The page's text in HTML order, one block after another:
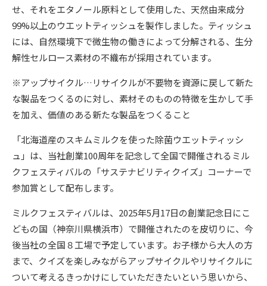
せ、それをエタノール原料として使用した、天然由来成分
99%以上のウエットティッシュを製作しました。ティッシュ
には、自然環境下で微生物の働きによって分解される、生分
解性セルロース素材の不織布が採用されています。
※アップサイクル…リサイクルが不要物を資源に戻して新た
な製品をつくるのに対し、素材そのものの特徴を生かして手
を加え、価値のある新たな製品をつくること
「北海道産のスキムミルクを使った除菌ウエットティッシ
ュ」は、当社創業100周年を記念して全国で開催されるミル
クフェスティバルの「サステナビリティクイズ」コーナーで
参加賞として配布します。
ミルクフェスティバルは、2025年5月17日の創業記念日にこ
どもの国（神奈川県横浜市）で開催されたのを皮切りに、今
後当社の全国８工場で予定しています。お子様から大人の方
まで、クイズを楽しみながらアップサイクルやリサイクルに
ついて考えるきっかけにしていただきたいという思いから、